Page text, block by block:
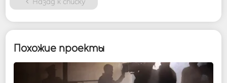
Похожие проекты